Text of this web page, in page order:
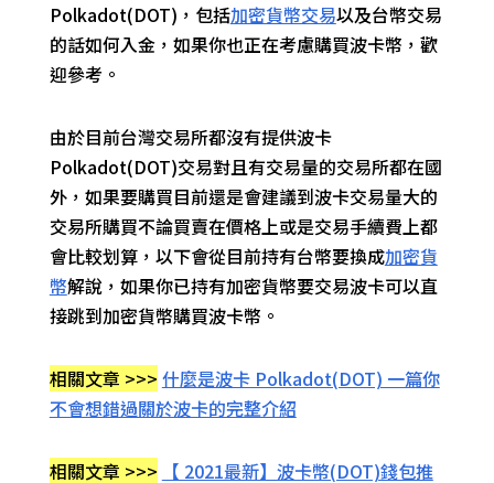
Polkadot(DOT)，包括加密貨幣交易以及台幣交易
的話如何入金，如果你也正在考慮購買波卡幣，歡
迎參考。
由於目前台灣交易所都沒有提供波卡
Polkadot(DOT)交易對且有交易量的交易所都在國
外，如果要購買目前還是會建議到波卡交易量大的
交易所購買不論買賣在價格上或是交易手續費上都
會比較划算，以下會從目前持有台幣要換成加密貨
幣解說，如果你已持有加密貨幣要交易波卡可以直
接跳到加密貨幣購買波卡幣。
相關文章 >>> 什麼是波卡 Polkadot(DOT) 一篇你
不會想錯過關於波卡的完整介紹
相關文章 >>>
【 2021最新】波卡幣(DOT)錢包推